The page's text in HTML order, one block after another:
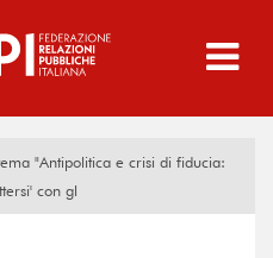
"Antipolitica e crisi di fiducia:
con gl